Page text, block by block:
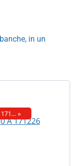
in un
171… »